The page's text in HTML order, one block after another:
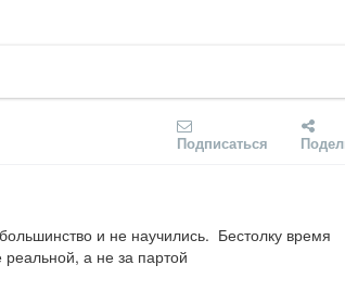
Подписаться
и не научились.  Бестолку время
а не за партой